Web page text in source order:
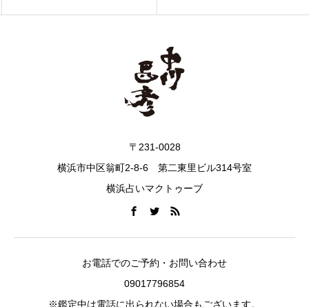
〒231-0028
横浜市中区翁町2-8-6 第二東里ビル314号室
横浜占いマクトゥーブ
お電話でのご予約・お問い合わせ
09017796854
※鑑定中は電話に出られない場合もございます。